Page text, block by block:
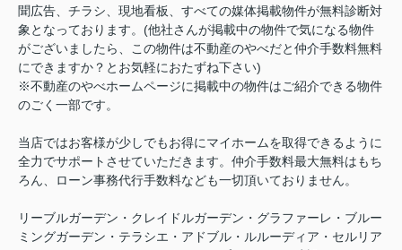
聞広告、チラシ、現地看板、すべての媒体掲載物件が無料診断対
象となっております。(他社さんが掲載中の物件で気になる物件
がございましたら、この物件は不動産のやべだと仲介手数料無料
にできますか？とお気軽におたずね下さい)
※不動産のやべホームページに掲載中の物件はご紹介できる物件
のごく一部です。
当店ではお客様が少しでもお得にマイホームを取得できるように
全力でサポートさせていただきます。仲介手数料最大無料はもち
ろん、ローン事務代行手数料なども一切頂いておりません。
リーブルガーデン・クレイドルガーデン・グラファーレ・ブルー
ミングガーデン・テラシエ・アドブル・ルルーディア・セルリア